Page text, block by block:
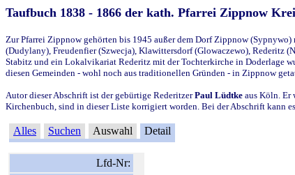
Taufbuch 1838 - 1866 der kath. Pfarrei Zippnow
Zur Pfarrei Zippnow gehörten bis 1945 außer dem Dorf Zippnow
(Dudylany), Freudenfier (Szwecja), Klawittersdorf (Glowaczewo), Rederitz
Stabitz und ein Lokalvikariat Rederitz mit der Tochterkirche in Doderlage
diesen Gemeinden - wohl noch aus traditionellen Gründen - in Zippnow
Autor dieser Abschrift ist der gebürtige RederitzerPaul Lüdtke aus Köln. Er
Kirchenbuch, sind in dieser Liste korrigiert worden. Bei der Abschrift kann
Alles Suchen Auswahl Detail
Lfd-Nr: